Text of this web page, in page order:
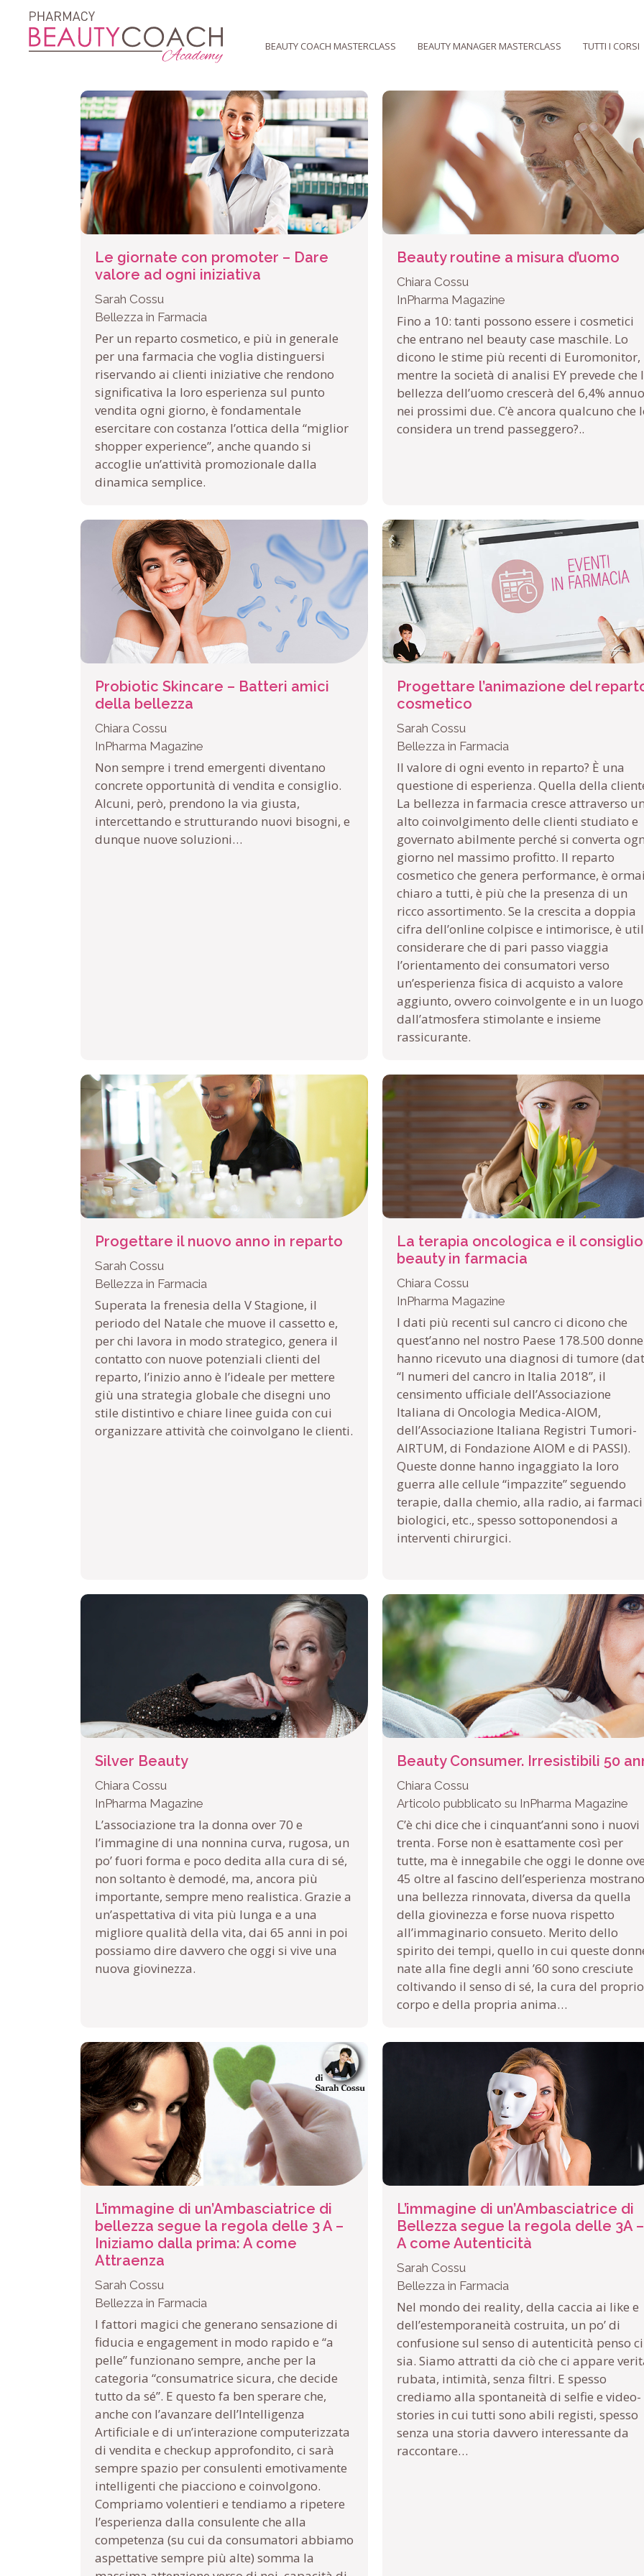
contenuto
BEAUTY COACH MASTERCLASS BEAUTY MANAGER MASTERCLASS TUTTI I CORSI
Le giornate con promoter – Dare
valore ad ogni iniziativa
Sarah Cossu
Bellezza in Farmacia
Per un reparto cosmetico, e più in generale
per una farmacia che voglia distinguersi
riservando ai clienti iniziative che rendono
significativa la loro esperienza sul punto
vendita ogni giorno, è fondamentale
esercitare con costanza l’ottica della “miglior
shopper experience”, anche quando si
accoglie un’attività promozionale dalla
dinamica semplice.
Beauty routine a misura d’uomo
Chiara Cossu
InPharma Magazine
Fino a 10: tanti possono essere i cosmetici
che entrano nel beauty case maschile. Lo
dicono le stime più recenti di Euromonitor,
mentre la società di analisi EY prevede che
bellezza dell’uomo crescerà del 6,4% annuo
nei prossimi due. C’è ancora qualcuno che
considera un trend passeggero?..
Probiotic Skincare – Batteri amici
della bellezza
Chiara Cossu
InPharma Magazine
Non sempre i trend emergenti diventano
concrete opportunità di vendita e consiglio.
Alcuni, però, prendono la via giusta,
intercettando e strutturando nuovi bisogni, e
dunque nuove soluzioni…
Progettare l’animazione del
cosmetico
Sarah Cossu
Bellezza in Farmacia
Il valore di ogni evento in reparto? È una
questione di esperienza. Quella della
La bellezza in farmacia cresce attraverso
alto coinvolgimento delle clienti studiato e
governato abilmente perché si converta
giorno nel massimo profitto. Il reparto
cosmetico che genera performance, è
chiaro a tutti, è più che la presenza di un
ricco assortimento. Se la crescita a doppia
cifra dell’online colpisce e intimorisce, è
considerare che di pari passo viaggia
l’orientamento dei consumatori verso
un’esperienza fisica di acquisto a valore
aggiunto, ovvero coinvolgente e in un luogo
dall’atmosfera stimolante e insieme
rassicurante.
Progettare il nuovo anno in reparto
Sarah Cossu
Bellezza in Farmacia
Superata la frenesia della V Stagione, il
periodo del Natale che muove il cassetto e,
per chi lavora in modo strategico, genera il
contatto con nuove potenziali clienti del
reparto, l’inizio anno è l’ideale per mettere
giù una strategia globale che disegni uno
stile distintivo e chiare linee guida con cui
organizzare attività che coinvolgano le clienti.
La terapia oncologica e il consiglio
beauty in farmacia
Chiara Cossu
InPharma Magazine
I dati più recenti sul cancro ci dicono che
quest’anno nel nostro Paese 178.500 donne
hanno ricevuto una diagnosi di tumore
“I numeri del cancro in Italia 2018”, il
censimento ufficiale dell’Associazione
Italiana di Oncologia Medica-AIOM,
dell’Associazione Italiana Registri Tumori-
AIRTUM, di Fondazione AIOM e di PASSI).
Queste donne hanno ingaggiato la loro
guerra alle cellule “impazzite” seguendo
terapie, dalla chemio, alla radio, ai farmaci
biologici, etc., spesso sottoponendosi a
interventi chirurgici.
Silver Beauty
Chiara Cossu
InPharma Magazine
L’associazione tra la donna over 70 e
l’immagine di una nonnina curva, rugosa, un
po’ fuori forma e poco dedita alla cura di sé,
non soltanto è demodé, ma, ancora più
importante, sempre meno realistica. Grazie a
un’aspettativa di vita più lunga e a una
migliore qualità della vita, dai 65 anni in poi
possiamo dire davvero che oggi si vive una
nuova giovinezza.
Beauty Consumer. Irresistibili 50
Chiara Cossu
Articolo pubblicato su InPharma Magazine
C’è chi dice che i cinquant’anni sono i nuovi
trenta. Forse non è esattamente così per
tutte, ma è innegabile che oggi le donne
45 oltre al fascino dell’esperienza mostrano
una bellezza rinnovata, diversa da quella
della giovinezza e forse nuova rispetto
all’immaginario consueto. Merito dello
spirito dei tempi, quello in cui queste
nate alla fine degli anni ’60 sono cresciute
coltivando il senso di sé, la cura del proprio
corpo e della propria anima…
L’immagine di un’Ambasciatrice di
bellezza segue la regola delle 3 A –
Iniziamo dalla prima: A come
Attraenza
Sarah Cossu
Bellezza in Farmacia
I fattori magici che generano sensazione di
fiducia e engagement in modo rapido e “a
pelle” funzionano sempre, anche per la
categoria “consumatrice sicura, che decide
tutto da sé”. E questo fa ben sperare che,
anche con l’avanzare dell’Intelligenza
Artificiale e di un’interazione computerizzata
di vendita e checkup approfondito, ci sarà
sempre spazio per consulenti emotivamente
intelligenti che piacciono e coinvolgono.
Compriamo volentieri e tendiamo a ripetere
l’esperienza dalla consulente che alla
competenza (su cui da consumatori abbiamo
aspettative sempre più alte) somma la
L’immagine di un’Ambasciatrice di
Bellezza segue la regola delle 3A –
A come Autenticità
Sarah Cossu
Bellezza in Farmacia
Nel mondo dei reality, della caccia ai like e
dell’estemporaneità costruita, un po’ di
confusione sul senso di autenticità penso ci
sia. Siamo attratti da ciò che ci appare
rubata, intimità, senza filtri. E spesso
crediamo alla spontaneità di selfie e video-
stories in cui tutti sono abili registi, spesso
senza una storia davvero interessante da
raccontare…